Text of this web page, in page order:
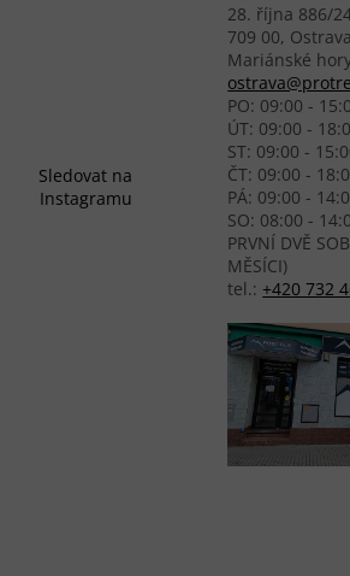
Sledovat na
Instagramu
28. října 886/
709 00,
Mariánské
PO: 09:00 -
ÚT: 09:00 -
ST: 09:00 -
ČT: 09:00 -
PÁ: 09:00 -
SO: 08:00 -
PRVNÍ DVĚ
MĚSÍCI)
tel.:+420 732